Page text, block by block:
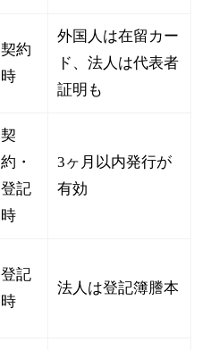
契約
時
外国人は在留カー
ド、法人は代表者
証明も
契
約・
登記
時
3ヶ月以内発行が
有効
登記
時
法人は登記簿謄本